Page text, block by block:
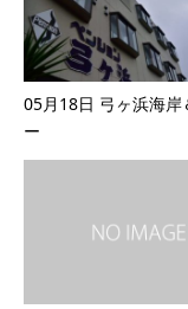
05月18日 弓ヶ浜海岸
ー